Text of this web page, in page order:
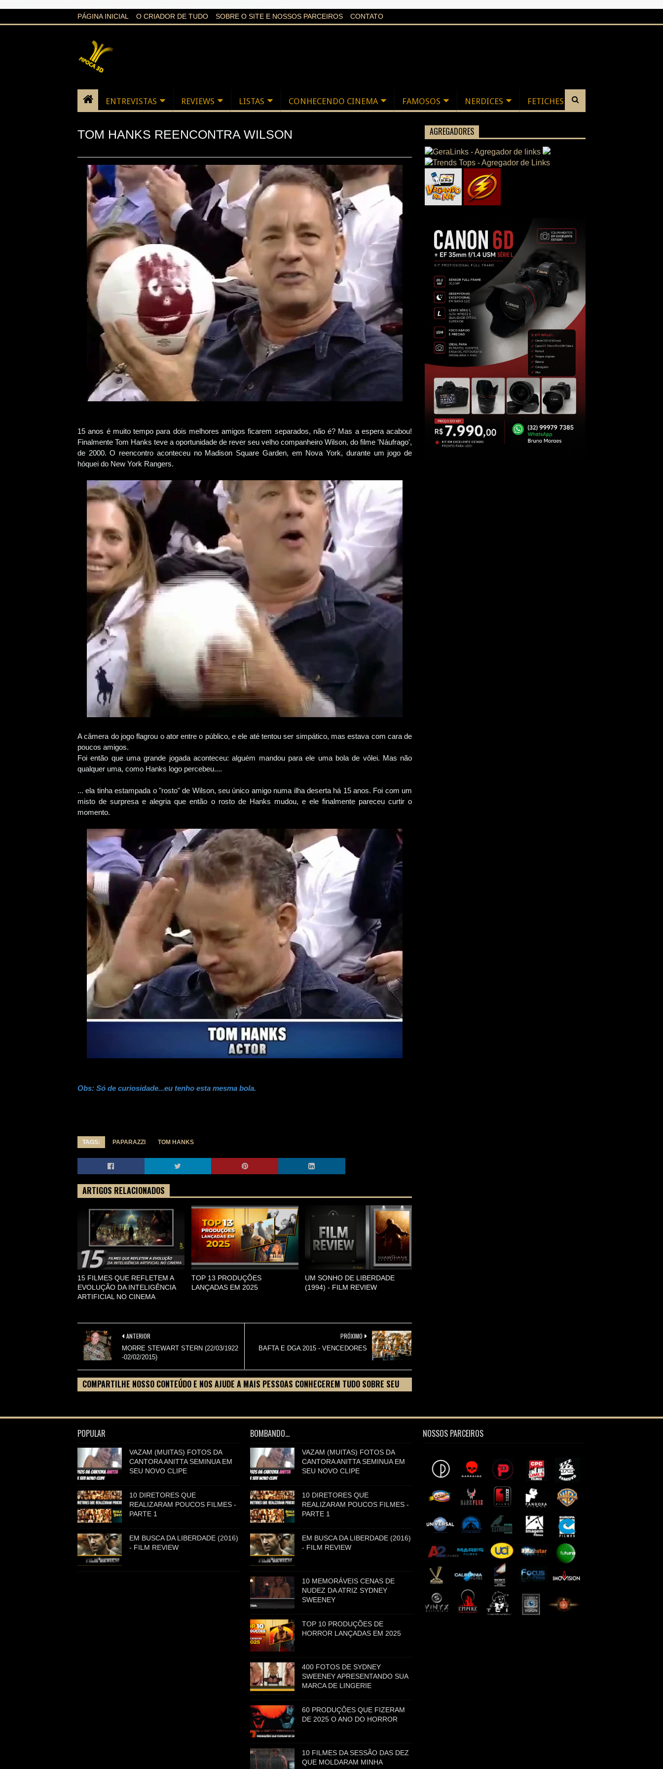
PÁGINA INICIAL O CRIADOR DE TUDO SOBRE O SITE E NOSSOS PARCEIROS CONTATO
ENTREVISTAS REVIEWS LISTAS CONHECENDO CINEMA FAMOSOS NERDICES FETICHES
TOM HANKS REENCONTRA WILSON
15 anos é muito tempo para dois melhores amigos ficarem separados, não é? Mas a espera acabou!
Finalmente Tom Hanks teve a oportunidade de rever seu velho companheiro Wilson, do filme 'Náufrago',
de 2000. O reencontro aconteceu no Madison Square Garden, em Nova York, durante um jogo de
hóquei do New York Rangers.
A câmera do jogo flagrou o ator entre o público, e ele até tentou ser simpático, mas estava com cara de
poucos amigos.
Foi então que uma grande jogada aconteceu: alguém mandou para ele uma bola de vôlei. Mas não
qualquer uma, como Hanks logo percebeu....
... ela tinha estampada o "rosto" de Wilson, seu único amigo numa ilha deserta há 15 anos. Foi com um
misto de surpresa e alegria que então o rosto de Hanks mudou, e ele finalmente pareceu curtir o
momento.
Obs: Só de curiosidade...eu tenho esta mesma bola.
TAGS: PAPARAZZI TOM HANKS
ARTIGOS RELACIONADOS
15 FILMES QUE REFLETEM A
EVOLUÇÃO DA INTELIGÊNCIA
ARTIFICIAL NO CINEMA
TOP 13 PRODUÇÕES
LANÇADAS EM 2025
UM SONHO DE LIBERDADE
(1994) - FILM REVIEW
PRÓXIMO
BAFTA E DGA 2015 - VENCEDORES
ANTERIOR
MORRE STEWART STERN (22/03/1922
-02/02/2015)
COMPARTILHE NOSSO CONTEÚDO E NOS AJUDE A MAIS PESSOAS CONHECEREM TUDO SOBRE SEU
AGREGADORES
POPULAR
VAZAM (MUITAS) FOTOS DA
CANTORA ANITTA SEMINUA EM
SEU NOVO CLIPE
10 DIRETORES QUE
REALIZARAM POUCOS FILMES -
PARTE 1
EM BUSCA DA LIBERDADE (2016)
- FILM REVIEW
BOMBANDO...
VAZAM (MUITAS) FOTOS DA
CANTORA ANITTA SEMINUA EM
SEU NOVO CLIPE
10 DIRETORES QUE
REALIZARAM POUCOS FILMES -
PARTE 1
EM BUSCA DA LIBERDADE (2016)
- FILM REVIEW
10 MEMORÁVEIS CENAS DE
NUDEZ DA ATRIZ SYDNEY
SWEENEY
TOP 10 PRODUÇÕES DE
HORROR LANÇADAS EM 2025
400 FOTOS DE SYDNEY
SWEENEY APRESENTANDO SUA
MARCA DE LINGERIE
60 PRODUÇÕES QUE FIZERAM
DE 2025 O ANO DO HORROR
10 FILMES DA SESSÃO DAS DEZ
QUE MOLDARAM MINHA
NOSSOS PARCEIROS